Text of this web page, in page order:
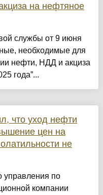
на нефтяное
службы от 9 июня
необходимые для
нефти, НДД и акциза
года”...
что уход нефти
цен на
не
управления по
компании